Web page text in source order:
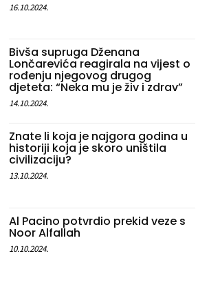
16.10.2024.
Bivša supruga Dženana
Lončarevića reagirala na vijest o
rođenju njegovog drugog
djeteta: “Neka mu je živ i zdrav”
14.10.2024.
Znate li koja je najgora godina u
historiji koja je skoro uništila
civilizaciju?
13.10.2024.
Al Pacino potvrdio prekid veze s
Noor Alfallah
10.10.2024.